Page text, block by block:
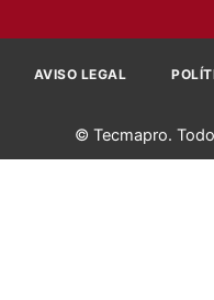
© Tecmapro.
AVISO LEGAL